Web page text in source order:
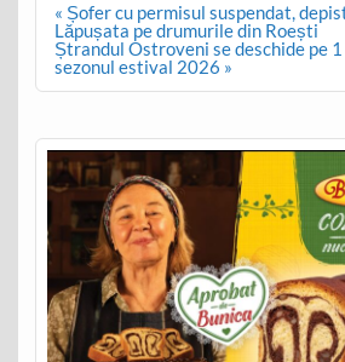
Post
navigation
« Șofer cu permisul suspendat,
Lăpușata pe drumurile din Roești
Ștrandul Ostroveni se deschide pe
sezonul estival 2026 »